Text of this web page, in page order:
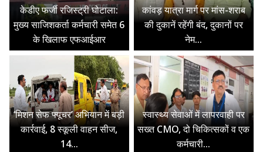
केडीए फर्जी रजिस्ट्री घोटाला:
मुख्य साजिशकर्ता कर्मचारी समेत 6
के खिलाफ एफआईआर
कांवड़ यात्रा मार्ग पर मांस-शराब
की दुकानें रहेंगी बंद, दुकानों पर
नेम...
‘मिशन सेफ फ्यूचर’ अभियान में बड़ी
कार्रवाई, 8 स्कूली वाहन सीज,
14...
स्वास्थ्य सेवाओं में लापरवाही पर
सख्त CMO, दो चिकित्सकों व एक
कर्मचारी...